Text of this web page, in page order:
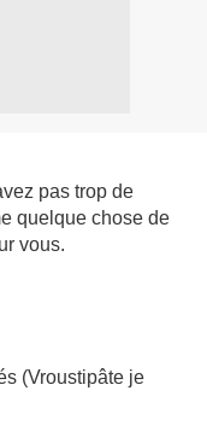
pas trop de
quelque chose de
vous.
(Vroustipâte je